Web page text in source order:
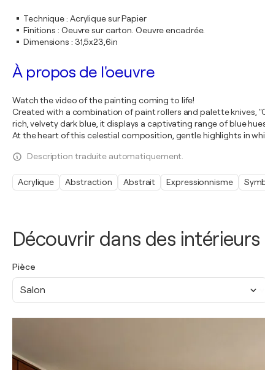
Découvrir dans des intérieurs
Pièce
Salon
Technique: Acrylique sur Papier
Finitions : Oeuvre sur carton. Oeuvre encadrée.
Dimensions : 31,5x23,6in
À propos de l'oeuvre
Watch the video of the painting coming to life!
Created with a combination of paint rollers and palette knives,
rich, velvety dark blue, it displays a captivating range of blue
At the heart of this celestial composition, gentle highlights in
Description traduite automatiquement.
Acrylique Abstraction Abstrait Expressionnisme